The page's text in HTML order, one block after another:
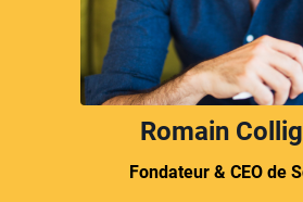
Romain
Fondateur & CEO de